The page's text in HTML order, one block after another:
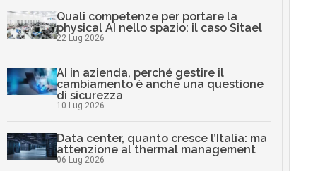
Quali competenze per portare la
physical AI nello spazio: il caso Sitael
22 Lug 2026
AI in azienda, perché gestire il
cambiamento è anche una questione
di sicurezza
10 Lug 2026
Data center, quanto cresce l’Italia: ma
attenzione al thermal management
06 Lug 2026